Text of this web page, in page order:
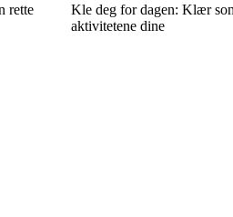
rette
Kle deg for dagen: Klær
aktivitetene dine